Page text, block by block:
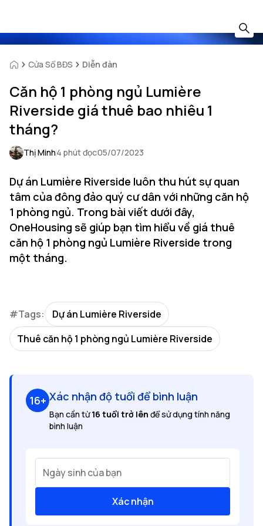
Cửa Sổ BĐS Diễn đàn
Căn hộ 1 phòng ngủ Lumière
Riverside giá thuê bao nhiêu 1
tháng?
Thị Minh4 phút đọc05/07/2023
Dự án Lumière Riverside luôn thu hút sự quan
tâm của đông đảo quý cư dân với những căn hộ
1 phòng ngủ. Trong bài viết dưới đây,
OneHousing sẽ giúp bạn tìm hiểu về giá thuê
căn hộ 1 phòng ngủ Lumière Riverside trong
một tháng.
#Tags:
Dự án Lumière Riverside
Thuê căn hộ 1 phòng ngủ Lumière Riverside
16+ Xác nhận độ tuổi để bình luận
Bạn cần từ16 tuổi trở lên để sử dụng tính năng
bình luận
Ngày sinh của bạn
Xác nhận